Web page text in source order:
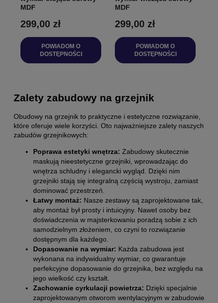
MDF
299,00 zł
POWIADOM O
DOSTĘPNOŚCI
MDF
299,00 zł
POWIADOM O
DOSTĘPNOŚCI
Zalety zabudowy na grzejnik
Obudowy na grzejnik to praktyczne i estetyczne rozwiązanie,
które oferuje wiele korzyści. Oto najważniejsze zalety naszych
zabudów grzejnikowych:
Poprawa estetyki wnętrza: Zabudowy skutecznie
maskują nieestetyczne grzejniki, wprowadzając do
wnętrza schludny i elegancki wygląd. Dzięki nim
grzejniki stają się integralną częścią wystroju, zamiast
dominować przestrzeń.
Łatwy montaż: Nasze zestawy są zaprojektowane tak,
aby montaż był prosty i intuicyjny. Nawet osoby bez
doświadczenia w majsterkowaniu poradzą sobie z ich
samodzielnym złożeniem, co czyni to rozwiązanie
dostępnym dla każdego.
Dopasowanie na wymiar: Każda zabudowa jest
wykonana na indywidualny wymiar, co gwarantuje
perfekcyjne dopasowanie do grzejnika, bez względu na
jego wielkość czy kształt.
Zachowanie cyrkulacji powietrza: Dzięki specjalnie
zaprojektowanym otworom wentylacyjnym w zabudowie